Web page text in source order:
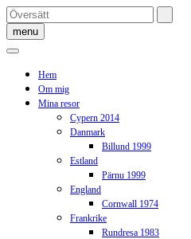
Skip
to
content
menu
Hem
Om mig
Mina resor
Cypern 2014
Danmark
Billund 1999
Estland
Pärnu 1999
England
Cornwall 1974
Frankrike
Rundresa 1983